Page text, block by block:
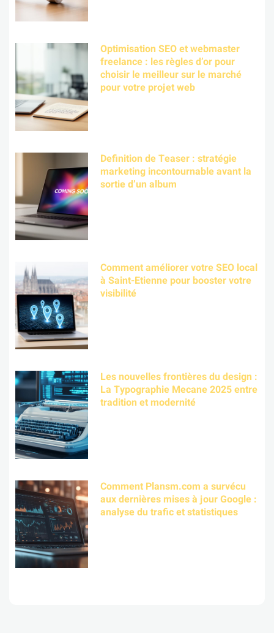
Optimisation SEO et webmaster
freelance : les règles d’or pour
choisir le meilleur sur le marché
pour votre projet web
Definition de Teaser : stratégie
marketing incontournable avant la
sortie d’un album
Comment améliorer votre SEO local
à Saint-Etienne pour booster votre
visibilité
Les nouvelles frontières du design :
La Typographie Mecane 2025 entre
tradition et modernité
Comment Plansm.com a survécu
aux dernières mises à jour Google :
analyse du trafic et statistiques